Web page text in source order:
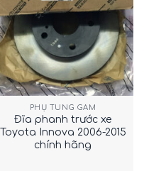
PHỤ TÙNG GẦM
Đĩa phanh trước xe
Toyota Innova 2006-2015
chính hãng